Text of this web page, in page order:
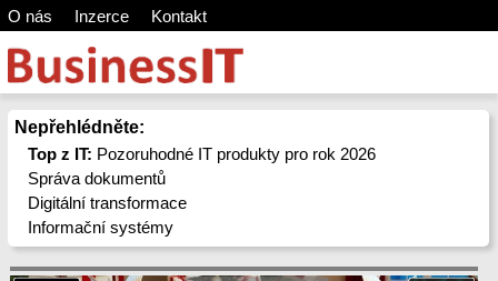
O nás Inzerce Kontakt
Nepřehlédněte:
Top z IT: Pozoruhodné IT produkty pro rok 2026
Správa dokumentů
Digitální transformace
Informační systémy